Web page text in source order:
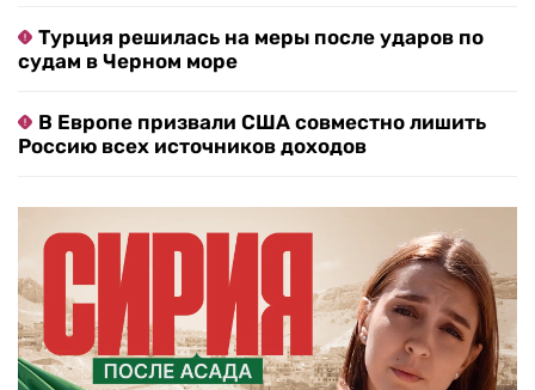
Турция решилась на меры после ударов по
судам в Черном море
В Европе призвали США совместно лишить
Россию всех источников доходов